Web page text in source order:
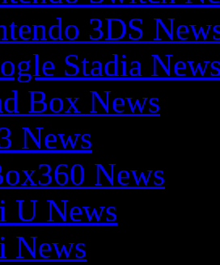
3DS
Stadia
Box News
News
News
U News
News